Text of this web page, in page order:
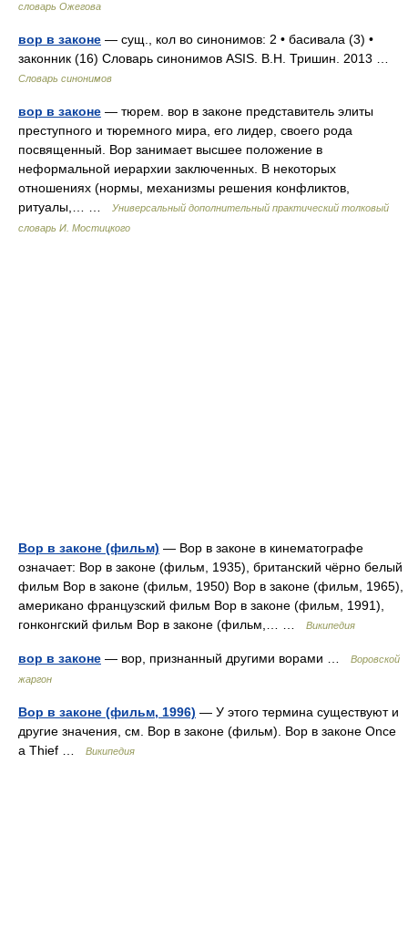
словарь Ожегова
вор в законе — сущ., кол во синонимов: 2 • басивала (3) •
законник (16) Словарь синонимов ASIS. В.Н. Тришин. 2013 …
Словарь синонимов
вор в законе — тюрем. вор в законе представитель элиты
преступного и тюремного мира, его лидер, своего рода
посвященный. Вор занимает высшее положение в
неформальной иерархии заключенных. В некоторых
отношениях (нормы, механизмы решения конфликтов,
ритуалы,… …
Универсальный дополнительный практический толковый
словарь И. Мостицкого
Вор в законе (фильм) — Вор в законе в кинематографе
означает: Вор в законе (фильм, 1935), британский чёрно белый
фильм Вор в законе (фильм, 1950) Вор в законе (фильм, 1965),
американо французский фильм Вор в законе (фильм, 1991),
гонконгский фильм Вор в законе (фильм,… …
Википедия
вор в законе — вор, признанный другими ворами …
Воровской
жаргон
Вор в законе (фильм, 1996) — У этого термина существуют и
другие значения, см. Вор в законе (фильм). Вор в законе Once
a Thief …
Википедия